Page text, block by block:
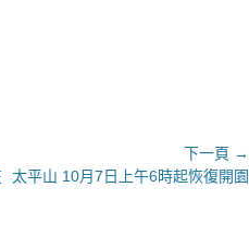
下一頁 →
下
太平山 10月7日上午6時起恢復開園